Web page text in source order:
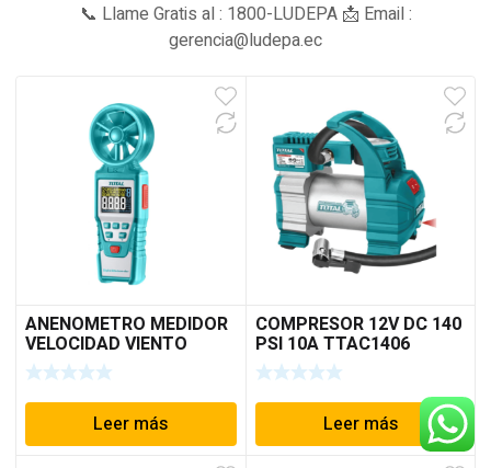
📞 Llame Gratis al : 1800-LUDEPA 📩 Email :
gerencia@ludepa.ec
ANENOMETRO MEDIDOR
VELOCIDAD VIENTO
DIGITAL (TETAN01)
TOTAL 0.40-30.00M/S
Leer más
COMPRESOR 12V DC 140
PSI 10A TTAC1406
TOTAL
Leer más